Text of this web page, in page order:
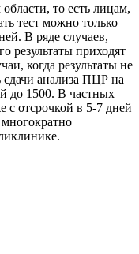
то есть лицам,
тест можно только
В ряде случаев,
результаты приходят
когда результаты не
сдачи анализа ПЦР на
до 1500. В частных
с отсрочкой в 5-7 дней